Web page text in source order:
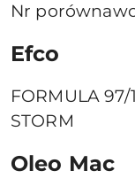
Nr
Efco
FORMULA 97/
STORM
Oleo Mac